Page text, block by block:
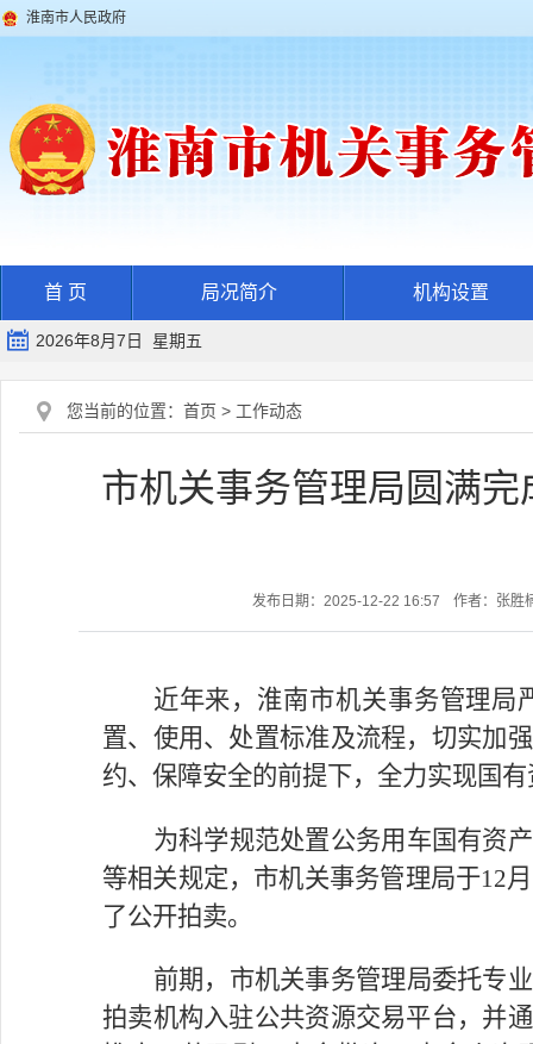
淮南市人民政府
首 页 局况简介 机构设置
2026年8月7日 星期五
您当前的位置： 首页 > 工作动态
市机关事务管理局圆满
发布日期：2025-12-22 16:57 作者：张胜
近年来，淮南市机关事务管理局
置、使用、处置标准及流程，切实加
约、保障安全的前提下，全力实现国
为科学规范处置公务用车国有资
等相关规定，市机关事务管理局于12
了公开拍卖。
前期，市机关事务管理局委托专
拍卖机构入驻公共资源交易平台，并